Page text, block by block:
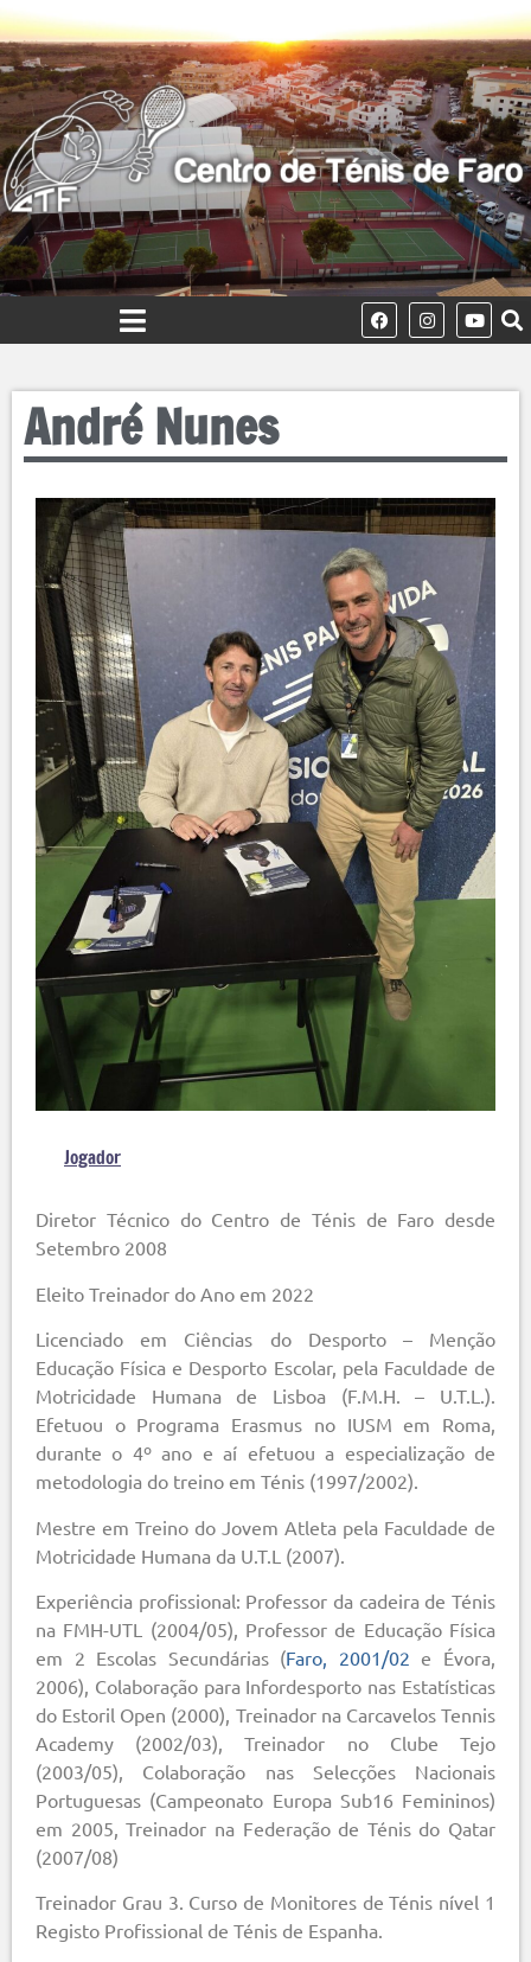
André Nunes
Jogador
Diretor Técnico do Centro de Ténis de Faro desde
Setembro 2008
Eleito Treinador do Ano em 2022
Licenciado em Ciências do Desporto – Menção
Educação Física e Desporto Escolar, pela Faculdade de
Motricidade Humana de Lisboa (F.M.H. – U.T.L.).
Efetuou o Programa Erasmus no IUSM em Roma,
durante o 4º ano e aí efetuou a especialização de
metodologia do treino em Ténis (1997/2002).
Mestre em Treino do Jovem Atleta pela Faculdade de
Motricidade Humana da U.T.L (2007).
Experiência profissional: Professor da cadeira de Ténis
na FMH-UTL (2004/05), Professor de Educação Física
em 2 Escolas Secundárias (Faro, 2001/02 e Évora,
2006), Colaboração para Infordesporto nas Estatísticas
do Estoril Open (2000), Treinador na Carcavelos Tennis
Academy (2002/03), Treinador no Clube Tejo
(2003/05), Colaboração nas Selecções Nacionais
Portuguesas (Campeonato Europa Sub16 Femininos)
em 2005, Treinador na Federação de Ténis do Qatar
(2007/08)
Treinador Grau 3. Curso de Monitores de Ténis nível 1
Registo Profissional de Ténis de Espanha.